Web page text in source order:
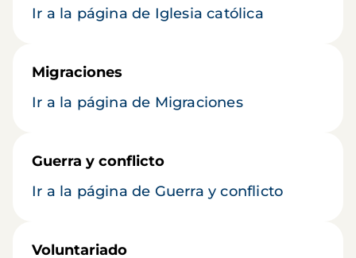
Ir a la página de Iglesia católica
Migraciones
Ir a la página de Migraciones
Guerra y conflicto
Ir a la página de Guerra y conflicto
Voluntariado